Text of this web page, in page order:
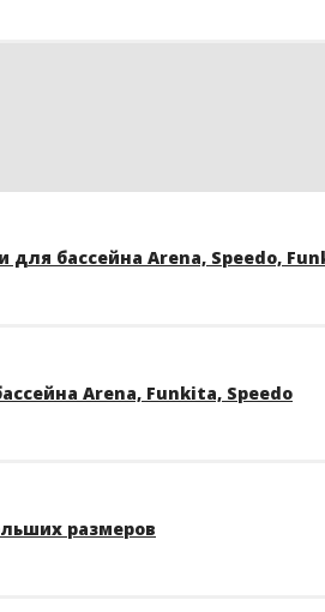
бассейна Arena, Speedo,
Arena, Funkita, Speedo
размеров